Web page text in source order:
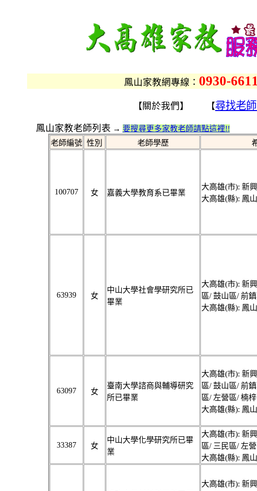
鳳山家教網專線： 0930-
【 關於我們 】 【尋找老
鳳山家教老師列表 → 要搜尋更多家教老師請點這裡!!
老師編號 性別 老師學歷
100707 女 嘉義大學教育系已畢業
大高雄(市): 新
大高雄(縣): 鳳
63939 女
中山大學社會學研究所已
畢業
大高雄(市): 新
區/ 鼓山區/ 前
大高雄(縣): 鳳
63097 女
臺南大學諮商與輔導研究
所已畢業
大高雄(市): 新
區/ 鼓山區/ 前
區/ 左營區/ 楠
大高雄(縣): 鳳
33387 女
中山大學化學研究所已畢
業
大高雄(市): 新
區/ 三民區/ 左
大高雄(縣): 鳳
大高雄(市): 新